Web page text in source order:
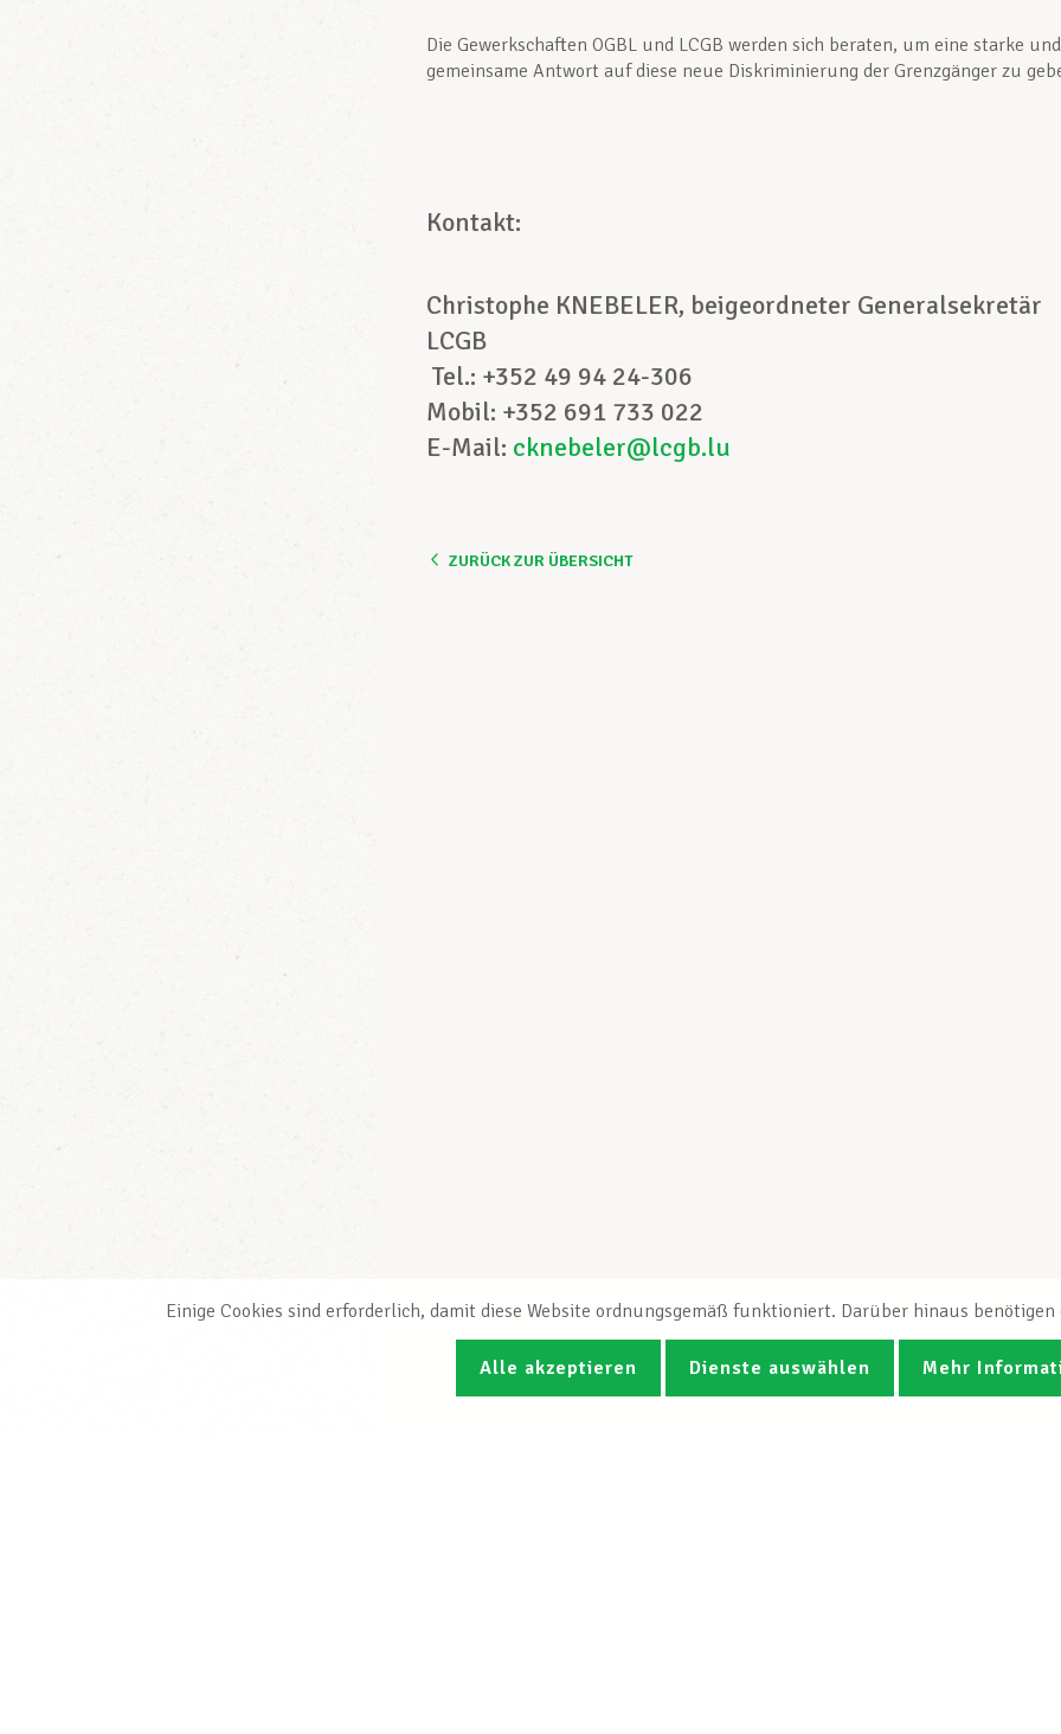
Die Gewerkschaften OGBL und LCGB werden sich beraten, um eine starke und
gemeinsame Antwort auf diese neue Diskriminierung der Grenzgänger zu
Kontakt:
Christophe KNEBELER, beigeordneter Generalsekretär
LCGB
Tel.: +352 49 94 24-306
Mobil: +352 691 733 022
E-Mail: cknebeler@lcgb.lu
ZURÜCK ZUR ÜBERSICHT
Einige Cookies sind erforderlich, damit diese Website ordnungsgemäß funktioniert. Darüber hinaus
Alle akzeptieren Dienste auswählen Mehr